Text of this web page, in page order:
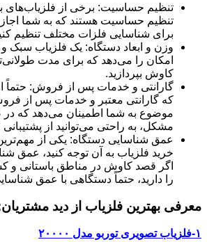
تنظیم حساسیت: برخی از فلزیاب‌های
تنظیم حساسیت هستند که به شما
برای شناسایی فلزات مختلف تنظیم
وزن و ابعاد دستگاه: یک فلزیاب سبک
امکان را می‌دهد که برای مدت
کاوش بپردازید.
گارانتی و خدمات پس از فروش: حتماً از
که گارانتی معتبر و خدمات پس از
موضوع به شما اطمینان می‌دهد که
مشکل، به راحتی می‌توانید از
عمق شناسایی دستگاه: یکی از مهم‌ترین
خرید فلزیاب به آن توجه کنید، عمق
اگر قصد کاوش در مناطق باستانی و
را دارید، حتماً دستگاهی با عمق
معرفی بهترین فلزیاب از دید
۱-فلزیاب تصویری توربو مدل ۲۰۰۰۰